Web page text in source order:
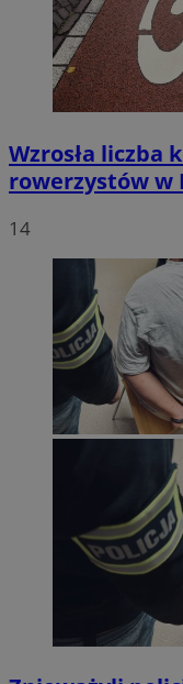
Wzrosła liczba
rowerzystów w
14